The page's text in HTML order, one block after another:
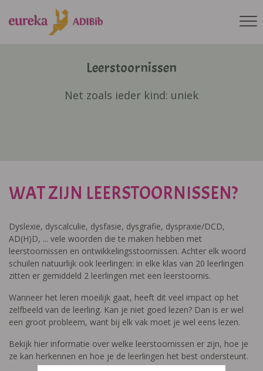
Leerstoornissen
Net zoals ieder kind: uniek
WAT ZIJN LEERSTOORNISSEN?
Dyslexie, dyscalculie, dysfasie, dysgrafie, dyspraxie/DCD,
AD(H)D, ... vele woorden die te maken hebben met
leerstoornissen en ontwikkelingsstoornissen. Achter elk woord
schuilen natuurlijk ook leerlingen: in elke klas van 20 leerlingen
zitten er gemiddeld 2 leerlingen met een leerstoornis.
Wanneer het leren moeilijk gaat, heeft dit veel impact op het
zelfbeeld van de leerling. Kan je niet goed lezen? Dan is er wel
een groot probleem, want bij elk vak moet je wel eens lezen.
Bekijk hier informatie over welke leerstoornissen er zijn, hoe je
ze kan herkennen en hoe je de leerlingen het best ondersteunt.